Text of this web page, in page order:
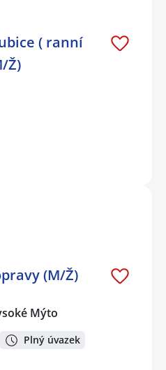
( ranní
Ž)
(M/Ž)
Mýto
Plný úvazek